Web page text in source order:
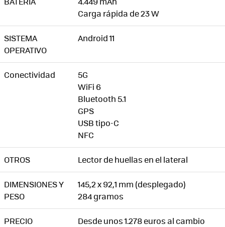
Carga rápida de 23 W
SISTEMA
OPERATIVO
Android 11
Conectividad
5G
WiFi 6
Bluetooth 5.1
GPS
USB tipo-C
NFC
OTROS Lector de huellas en el lateral
DIMENSIONES Y
PESO
145,2 x 92,1 mm (desplegado)
284 gramos
PRECIO Desde unos 1.278 euros al cambio